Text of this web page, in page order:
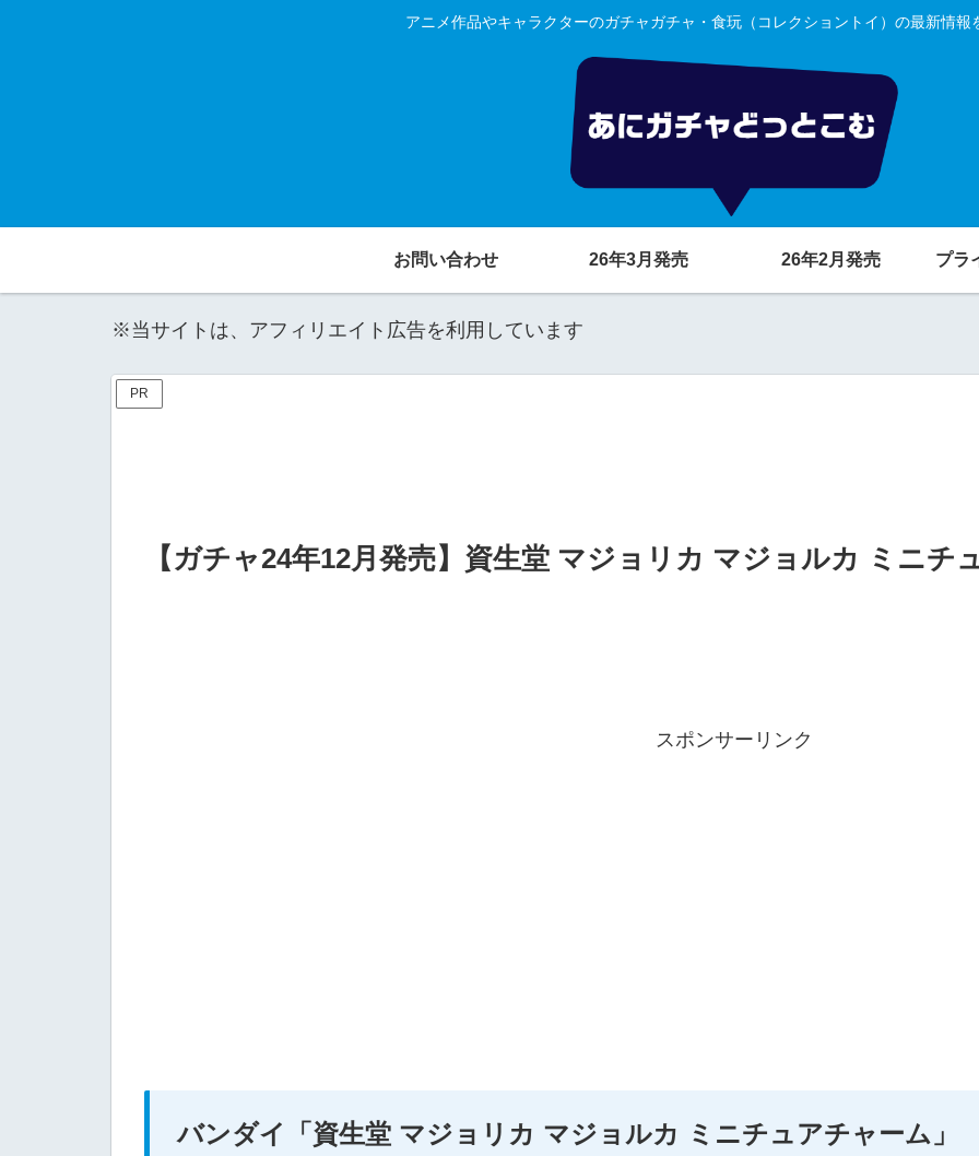
アニメ作品やキャラクターのガチャガチャ・食玩（コレクショントイ）の最新情報
お問い合わせ 26年3月発売 26年2月発売 プラ
※当サイトは、アフィリエイト広告を利用しています
PR
【ガチャ24年12月発売】資生堂 マジョリカ マジョルカ ミニチ
スポンサーリンク
バンダイ 「資生堂 マジョリカ マジョルカ ミニチュアチャーム」